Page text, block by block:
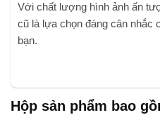
Với chất lượng hình ảnh ấn
cũ là lựa chọn đáng cân nhắc
bạn.
Hộp sản phẩm bao